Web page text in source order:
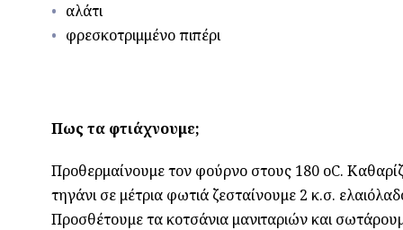
αλάτι
φρεσκοτριμμένο πιπέρι
Πως τα φτιάχνουμε;
Προθερμαίνουμε τον φούρνο στους 180 οC.
τηγάνι σε μέτρια φωτιά ζεσταίνουμε 2 κ.σ.
Προσθέτουμε τα κοτσάνια μανιταριών και